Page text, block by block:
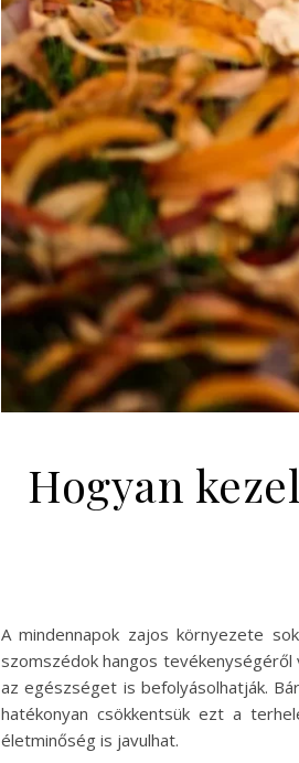
Hogyan
A mindennapok zajos környezete
szomszédok hangos
az egészséget is befolyásolhatják.
hatékonyan csökkentsük ezt a
életminőség is javulhat.